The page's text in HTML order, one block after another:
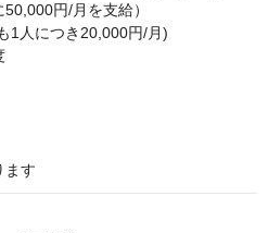
円/月を支給）
1人につき20,000円/月)
ます